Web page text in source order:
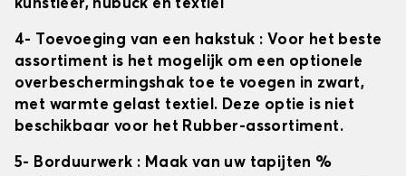
kunstleer, nubuck en textiel
4- Toevoeging van een hakstuk : Voor het beste
assortiment is het mogelijk om een optionele
overbeschermingshak toe te voegen in zwart,
met warmte gelast textiel. Deze optie is niet
beschikbaar voor het Rubber-assortiment.
5- Borduurwerk : Maak van uw tapijten %